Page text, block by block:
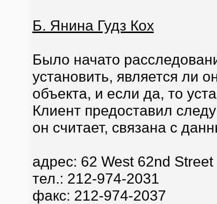
Б. Янина Гудз Кох
Было начато
установить, является ли
объекта, и если да, то
Клиент предоставил
он считает, связана с
адрес: 62 West 62nd
тел.: 212-974-2031
факс: 212-974-2037